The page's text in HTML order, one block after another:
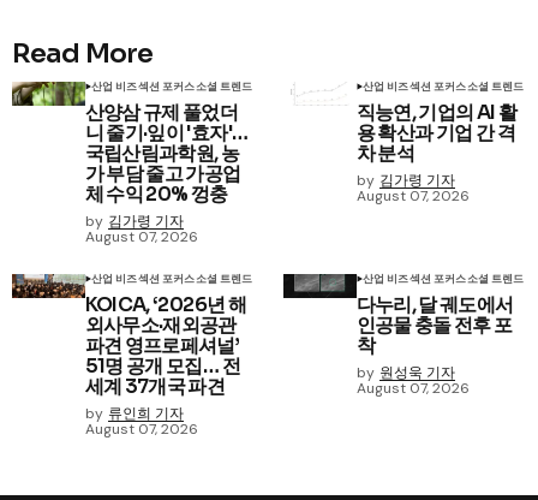
Read More
산업 비즈섹션 포커스소셜 트렌드
산양삼 규제 풀었더
니 줄기·잎이 '효자'…
국립산림과학원, 농
가 부담 줄고 가공업
체 수익 20% 껑충
by 김가령 기자
August 07, 2026
산업 비즈섹션 포커스소셜 트렌드
직능연, 기업의 AI 활
용 확산과 기업 간 격
차 분석
by 김가령 기자
August 07, 2026
산업 비즈섹션 포커스소셜 트렌드
KOICA, ‘2026년 해
외사무소·재외공관
파견 영프로페셔널’
51명 공개 모집… 전
세계 37개국 파견
by 류인희 기자
August 07, 2026
산업 비즈섹션 포커스소셜 트렌드
다누리, 달 궤도에서
인공물 충돌 전후 포
착
by 원성욱 기자
August 07, 2026